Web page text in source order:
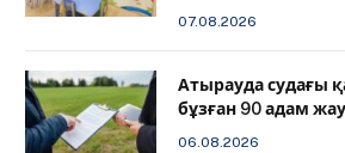
07.08.2026
Атырауда судағы
бұзған 90 адам
06.08.2026